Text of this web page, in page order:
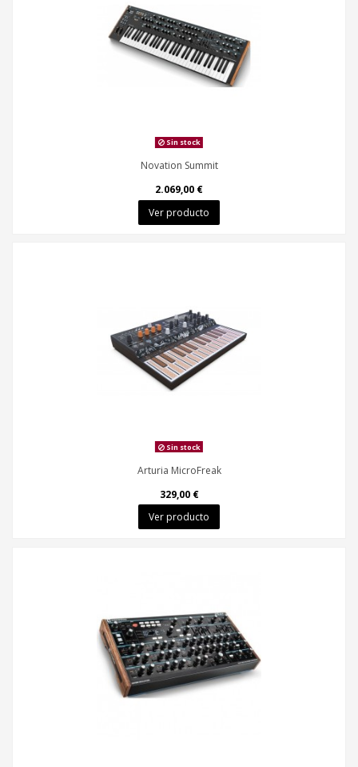
Sin stock
Novation Summit
2.069,00 €
Ver producto
Sin stock
Arturia MicroFreak
329,00 €
Ver producto